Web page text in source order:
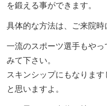
を鍛える事ができます。
具体的な方法は、ご来院
一流のスポーツ選手もや
みて下さい。
スキンシップにもなりま
と思いますよ。